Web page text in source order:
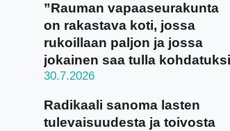
”Rauman vapaaseurakunta
on rakastava koti, jossa
rukoillaan paljon ja jossa
jokainen saa tulla
30.7.2026
Radikaali sanoma lasten
tulevaisuudesta ja toivosta